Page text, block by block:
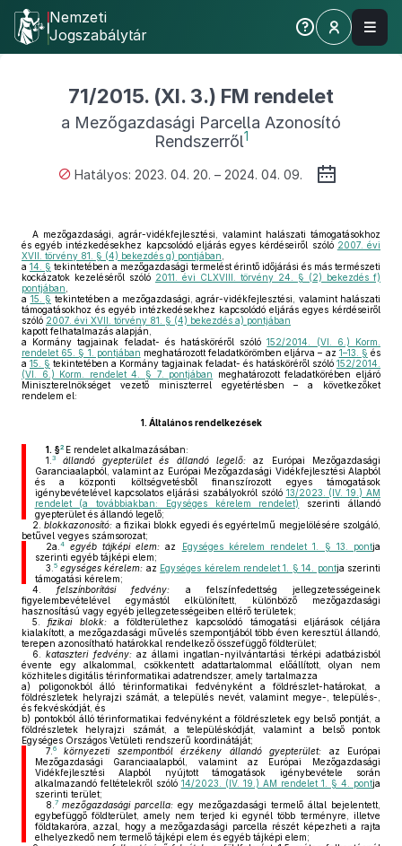
Nemzeti
Jogszabálytár
71/2015. (XI. 3.) FM rendelet
a Mezőgazdasági Parcella Azonosító
Rendszerről1
Hatályos: 2023. 04. 20. – 2024. 04. 09.
A mezőgazdasági, agrár-vidékfejlesztési, valamint halászati támogatásokhoz
és egyéb intézkedésekhez kapcsolódó eljárás egyes kérdéseiről szóló 2007. évi
XVII. törvény 81. § (4) bekezdés g) pontjában
a 14. § tekintetében a mezőgazdasági termelést érintő időjárási és más természeti
kockázatok kezeléséről szóló 2011. évi CLXVIII. törvény 24. § (2) bekezdés f)
pontjában
a 15. § tekintetében a mezőgazdasági, agrár-vidékfejlesztési, valamint halászati
támogatásokhoz és egyéb intézkedésekhez kapcsolódó eljárás egyes kérdéseiről
szóló 2007. évi XVII. törvény 81. § (4) bekezdés a) pontjában
kapott felhatalmazás alapján,
a Kormány tagjainak feladat- és hatásköréről szóló152/2014. (VI. 6.) Korm.
rendelet 65. § 1. pontjában meghatározott feladatkörömben eljárva – az 1–13. § és
a 15. § tekintetében a Kormány tagjainak feladat- és hatásköréről szóló 152/2014.
(VI. 6.) Korm. rendelet 4. § 7. pontjában
meghatározott feladatkörében eljáró
Miniszterelnökséget vezető miniszterrel egyetértésben – a következőket
rendelem el:
1. Általános rendelkezések
1. §2 E rendelet alkalmazásában:
1. 3 állandó gyepterület és állandó legelő: az Európai Mezőgazdasági
Garanciaalapból, valamint az Európai Mezőgazdasági Vidékfejlesztési Alapból
és a központi költségvetésből finanszírozott egyes támogatások
igénybevételével kapcsolatos eljárási szabályokról szóló 13/2023. (IV. 19.) AM
rendelet (a továbbiakban: Egységes kérelem rendelet)
szerinti állandó
gyepterület és állandó legelő;
2.
blokkazonosító: a fizikai blokk egyedi és egyértelmű megjelölésére szolgáló,
betűvel vegyes számsorozat;
2a. 4 egyéb tájképi elem: az Egységes kérelem rendelet 1. § 13. pontja
szerinti egyéb tájképi elem;
3. 5 egységes kérelem: az Egységes kérelem rendelet 1. § 14. pontja szerinti
támogatási kérelem;
4.
felszínborítási fedvény: a felszínfedettség jellegzetességeinek
figyelembevételével egymástól elkülönített, különböző mezőgazdasági
hasznosítású vagy egyéb jellegzetességeiben eltérő területek;
5.
fizikai blokk:a földterülethez kapcsolódó támogatási eljárások céljára
kialakított, a mezőgazdasági művelés szempontjából több éven keresztül állandó,
terepen azonosítható határokkal rendelkező összefüggő földterület;
6.
kataszteri fedvény:az állami ingatlan-nyilvántartási térképi adatbázisból
évente egy alkalommal, csökkentett adattartalommal előállított, olyan nem
közhiteles digitális térinformatikai adatrendszer, amely tartalmazza
a) poligonokból álló térinformatikai fedvényként a földrészlet-határokat, a
földrészletek helyrajzi számát, a település nevét, valamint megye-, település-,
és fekvéskódját, és
b) pontokból álló térinformatikai fedvényként a földrészletek egy belső pontját, a
földrészletek helyrajzi számát, a településkódját, valamint a belső pontok
Egységes Országos Vetületi rendszerű koordinátáját;
7. 6 környezeti szempontból érzékeny állandó gyepterület: az Európai
Mezőgazdasági Garanciaalapból, valamint az Európai Mezőgazdasági
Vidékfejlesztési Alapból nyújtott támogatások igénybevétele során
alkalmazandó feltételekről szóló 14/2023. (IV. 19.) AM rendelet 1. § 4. pontja
szerinti terület;
8. 7 mezőgazdasági parcella: egy mezőgazdasági termelő által bejelentett,
egybefüggő földterület, amely nem terjed ki egynél több terményre, illetve
földtakaróra, azzal, hogy a mezőgazdasági parcella részét képezheti a rajta
elhelyezkedő nem termelő tájképi elem és egyéb tájképi elem;